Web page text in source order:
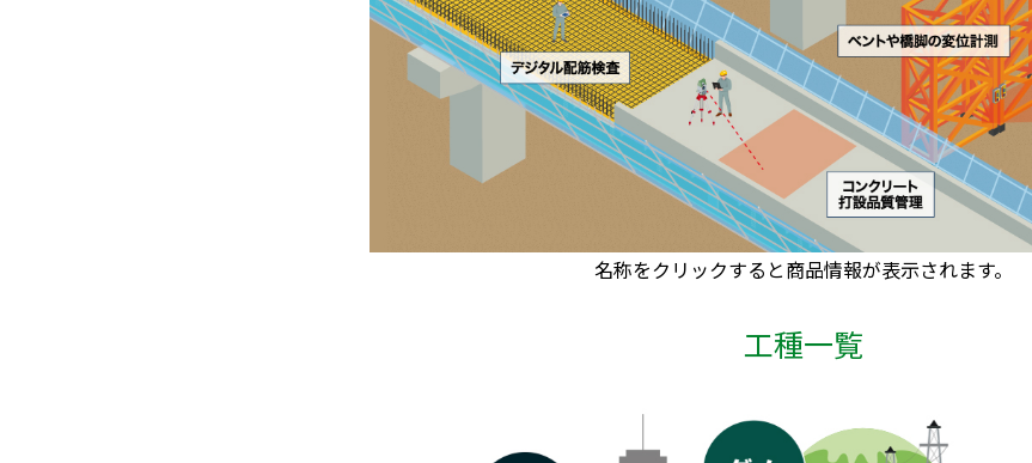
名称をクリックすると商品情報が表示されます。
工種一覧